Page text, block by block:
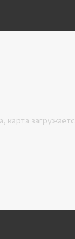
карта